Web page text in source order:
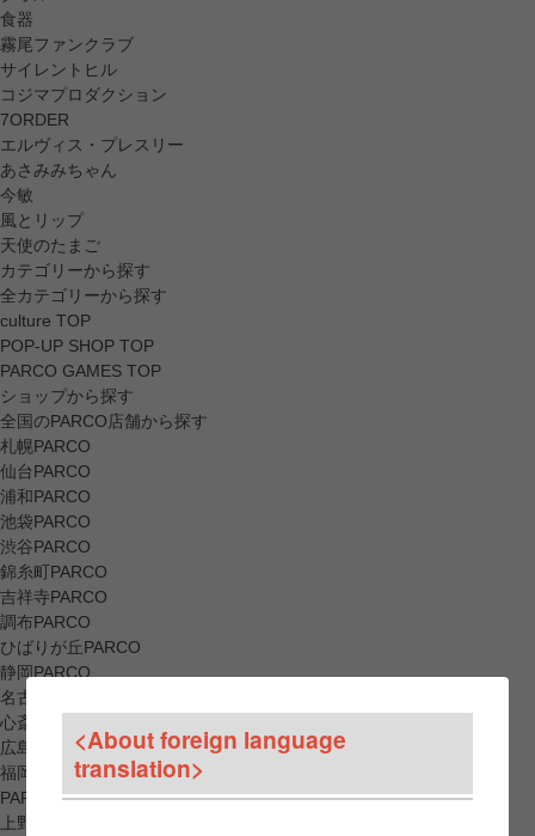
食器
霧尾ファンクラブ
サイレントヒル
コジマプロダクション
7ORDER
エルヴィス・プレスリー
あさみみちゃん
今敏
風とリップ
天使のたまご
カテゴリーから探す
全カテゴリーから探す
culture TOP
POP-UP SHOP TOP
PARCO GAMES TOP
ショップから探す
全国のPARCO店舗から探す
札幌PARCO
仙台PARCO
浦和PARCO
池袋PARCO
渋谷PARCO
錦糸町PARCO
吉祥寺PARCO
調布PARCO
ひばりが丘PARCO
静岡PARCO
名古屋PARCO
心斎橋PARCO
広島PARCO
福岡PARCO
PARCO_ya
上野
<About foreign language
translation>